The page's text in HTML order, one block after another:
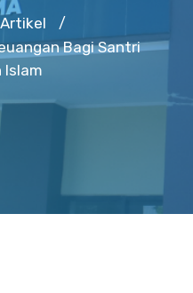
Artikel /
Bagi Santri
Islam